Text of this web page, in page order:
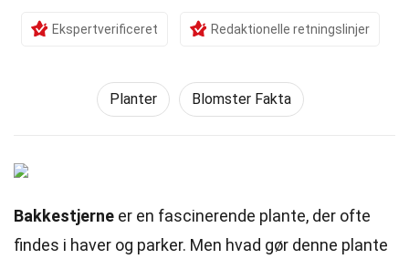
Ekspertverificeret Redaktionelle retningslinjer
Planter Blomster Fakta
Bakkestjerne er en fascinerende plante, der ofte
findes i haver og parker. Men hvad gør denne plante